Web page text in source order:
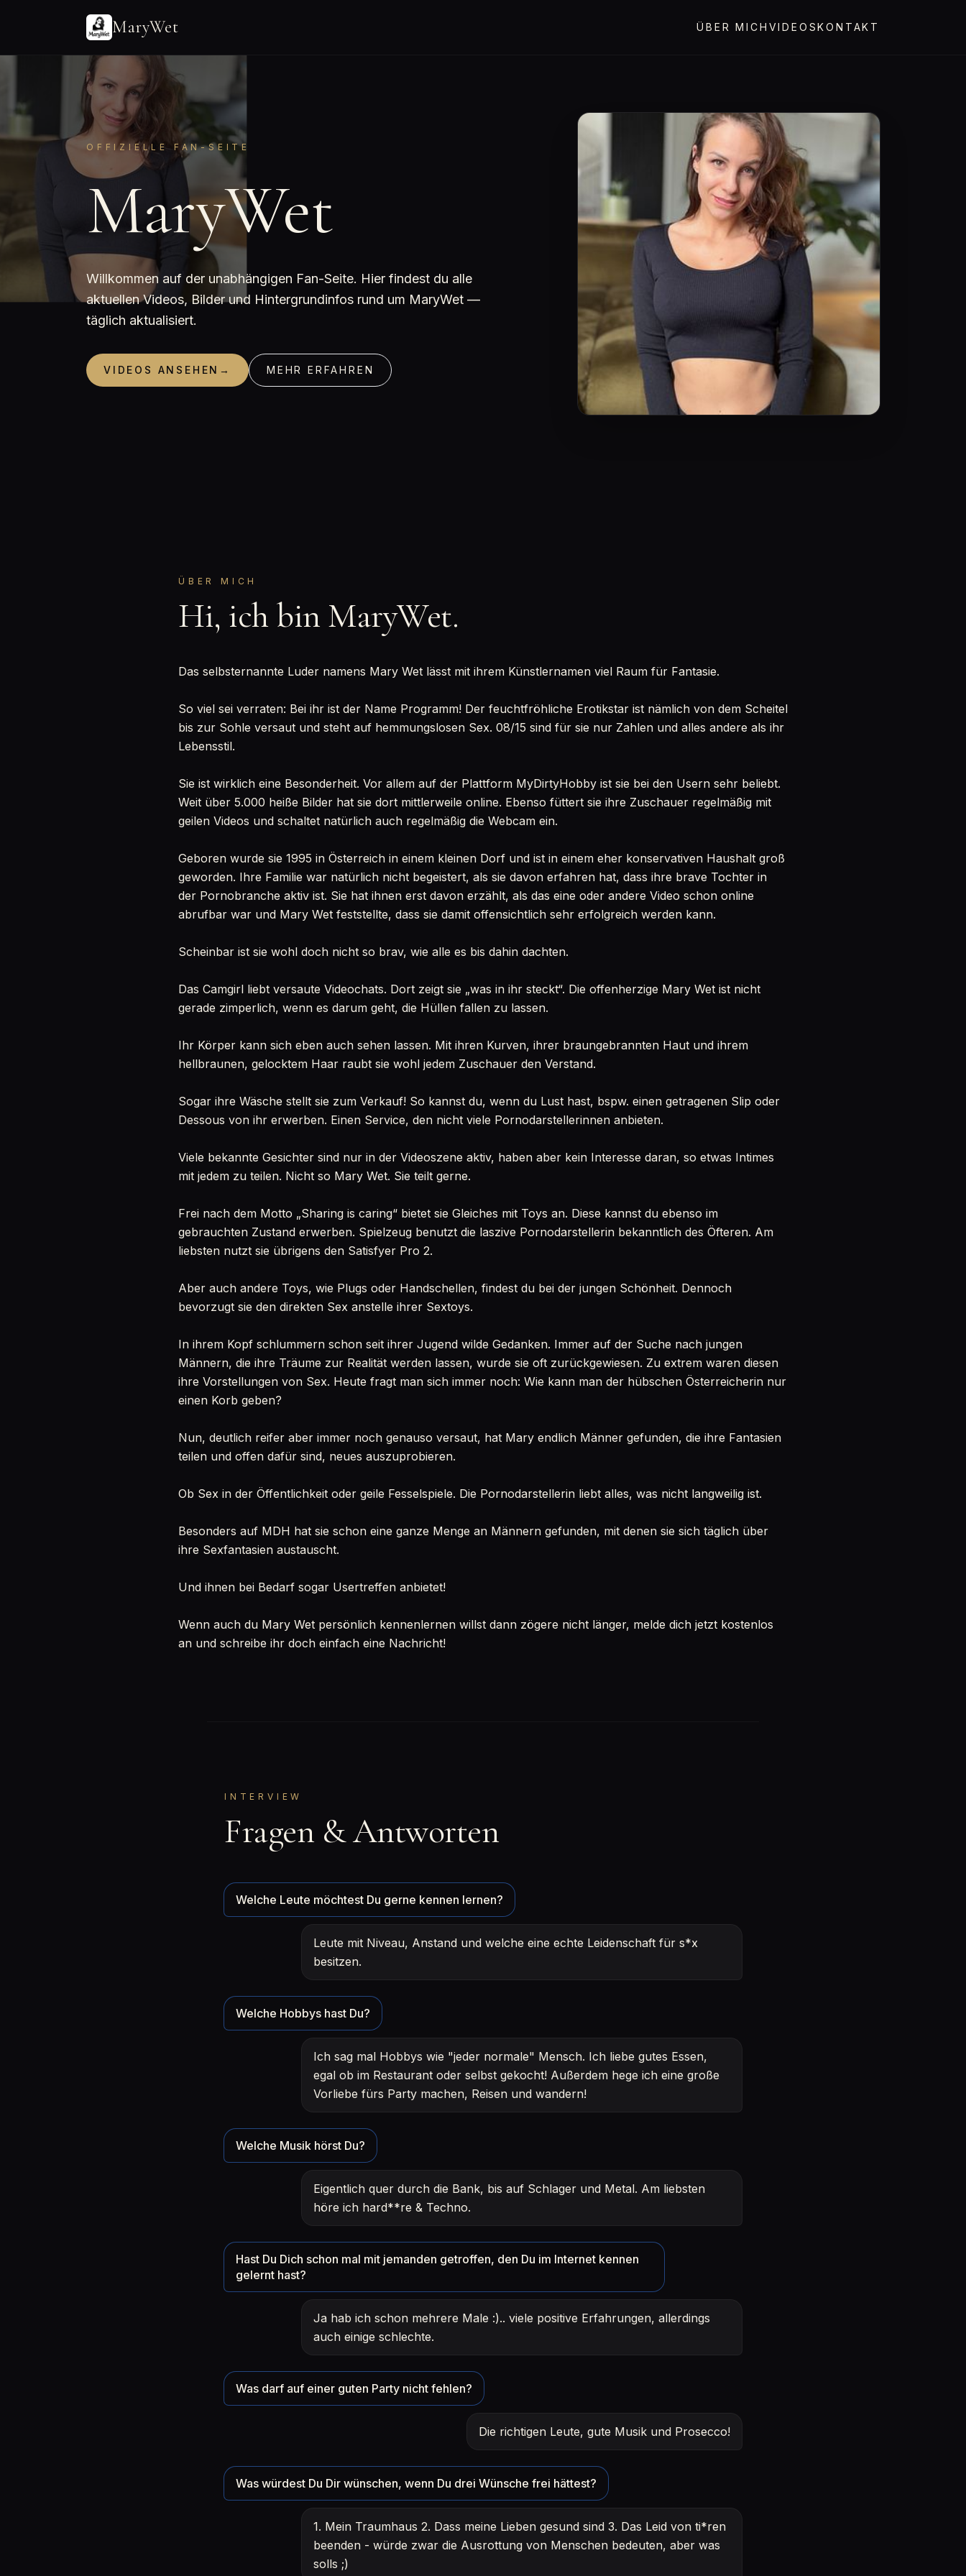
MaryWet ÜBER MICH VIDEOSKONTAKT
OFFIZIELLE FAN-SEITE
MaryWet
Willkommen auf der unabhängigen Fan-Seite. Hier findest du alle
aktuellen Videos, Bilder und Hintergrundinfos rund um MaryWet —
täglich aktualisiert.
VIDEOS ANSEHEN → MEHR ERFAHREN
ÜBER MICH
Hi, ich bin MaryWet.
Das selbsternannte Luder namens Mary Wet lässt mit ihrem Künstlernamen viel Raum für Fantasie.
So viel sei verraten: Bei ihr ist der Name Programm! Der feuchtfröhliche Erotikstar ist nämlich von dem Scheitel
bis zur Sohle versaut und steht auf hemmungslosen Sex. 08/15 sind für sie nur Zahlen und alles andere als ihr
Lebensstil.
Sie ist wirklich eine Besonderheit. Vor allem auf der Plattform MyDirtyHobby ist sie bei den Usern sehr beliebt.
Weit über 5.000 heiße Bilder hat sie dort mittlerweile online. Ebenso füttert sie ihre Zuschauer regelmäßig mit
geilen Videos und schaltet natürlich auch regelmäßig die Webcam ein.
Geboren wurde sie 1995 in Österreich in einem kleinen Dorf und ist in einem eher konservativen Haushalt groß
geworden. Ihre Familie war natürlich nicht begeistert, als sie davon erfahren hat, dass ihre brave Tochter in
der Pornobranche aktiv ist. Sie hat ihnen erst davon erzählt, als das eine oder andere Video schon online
abrufbar war und Mary Wet feststellte, dass sie damit offensichtlich sehr erfolgreich werden kann.
Scheinbar ist sie wohl doch nicht so brav, wie alle es bis dahin dachten.
Das Camgirl liebt versaute Videochats. Dort zeigt sie „was in ihr steckt“. Die offenherzige Mary Wet ist nicht
gerade zimperlich, wenn es darum geht, die Hüllen fallen zu lassen.
Ihr Körper kann sich eben auch sehen lassen. Mit ihren Kurven, ihrer braungebrannten Haut und ihrem
hellbraunen, gelocktem Haar raubt sie wohl jedem Zuschauer den Verstand.
Sogar ihre Wäsche stellt sie zum Verkauf! So kannst du, wenn du Lust hast, bspw. einen getragenen Slip oder
Dessous von ihr erwerben. Einen Service, den nicht viele Pornodarstellerinnen anbieten.
Viele bekannte Gesichter sind nur in der Videoszene aktiv, haben aber kein Interesse daran, so etwas Intimes
mit jedem zu teilen. Nicht so Mary Wet. Sie teilt gerne.
Frei nach dem Motto „Sharing is caring“ bietet sie Gleiches mit Toys an. Diese kannst du ebenso im
gebrauchten Zustand erwerben. Spielzeug benutzt die laszive Pornodarstellerin bekanntlich des Öfteren. Am
liebsten nutzt sie übrigens den Satisfyer Pro 2.
Aber auch andere Toys, wie Plugs oder Handschellen, findest du bei der jungen Schönheit. Dennoch
bevorzugt sie den direkten Sex anstelle ihrer Sextoys.
In ihrem Kopf schlummern schon seit ihrer Jugend wilde Gedanken. Immer auf der Suche nach jungen
Männern, die ihre Träume zur Realität werden lassen, wurde sie oft zurückgewiesen. Zu extrem waren diesen
ihre Vorstellungen von Sex. Heute fragt man sich immer noch: Wie kann man der hübschen Österreicherin nur
einen Korb geben?
Nun, deutlich reifer aber immer noch genauso versaut, hat Mary endlich Männer gefunden, die ihre Fantasien
teilen und offen dafür sind, neues auszuprobieren.
Ob Sex in der Öffentlichkeit oder geile Fesselspiele. Die Pornodarstellerin liebt alles, was nicht langweilig ist.
Besonders auf MDH hat sie schon eine ganze Menge an Männern gefunden, mit denen sie sich täglich über
ihre Sexfantasien austauscht.
Und ihnen bei Bedarf sogar Usertreffen anbietet!
Wenn auch du Mary Wet persönlich kennenlernen willst dann zögere nicht länger, melde dich jetzt kostenlos
an und schreibe ihr doch einfach eine Nachricht!
INTERVIEW
Fragen & Antworten
Welche Leute möchtest Du gerne kennen lernen?
Leute mit Niveau, Anstand und welche eine echte Leidenschaft für s*x
besitzen.
Welche Hobbys hast Du?
Ich sag mal Hobbys wie "jeder normale" Mensch. Ich liebe gutes Essen,
egal ob im Restaurant oder selbst gekocht! Außerdem hege ich eine große
Vorliebe fürs Party machen, Reisen und wandern!
Welche Musik hörst Du?
Eigentlich quer durch die Bank, bis auf Schlager und Metal. Am liebsten
höre ich hard**re & Techno.
Hast Du Dich schon mal mit jemanden getroffen, den Du im Internet kennen
gelernt hast?
Ja hab ich schon mehrere Male :).. viele positive Erfahrungen, allerdings
auch einige schlechte.
Was darf auf einer guten Party nicht fehlen?
Die richtigen Leute, gute Musik und Prosecco!
Was würdest Du Dir wünschen, wenn Du drei Wünsche frei hättest?
1. Mein Traumhaus 2. Dass meine Lieben gesund sind 3. Das Leid von ti*ren
beenden - würde zwar die Ausrottung von Menschen bedeuten, aber was
solls ;)